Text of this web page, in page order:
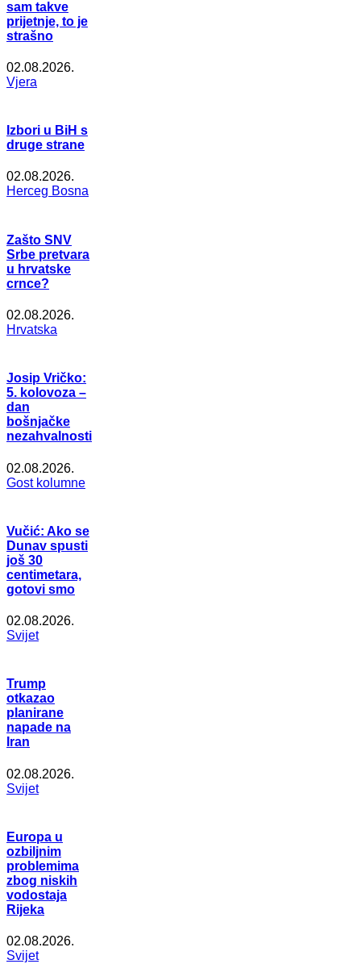
sam takve
prijetnje, to je
strašno
02.08.2026.
Vjera
Izbori u BiH s
druge strane
02.08.2026.
Herceg Bosna
Zašto SNV
Srbe pretvara
u hrvatske
crnce?
02.08.2026.
Hrvatska
Josip Vričko:
5. kolovoza –
dan
bošnjačke
nezahvalnosti
02.08.2026.
Gost kolumne
Vučić: Ako se
Dunav spusti
još 30
centimetara,
gotovi smo
02.08.2026.
Svijet
Trump
otkazao
planirane
napade na
Iran
02.08.2026.
Svijet
Europa u
ozbiljnim
problemima
zbog niskih
vodostaja
Rijeka
02.08.2026.
Svijet